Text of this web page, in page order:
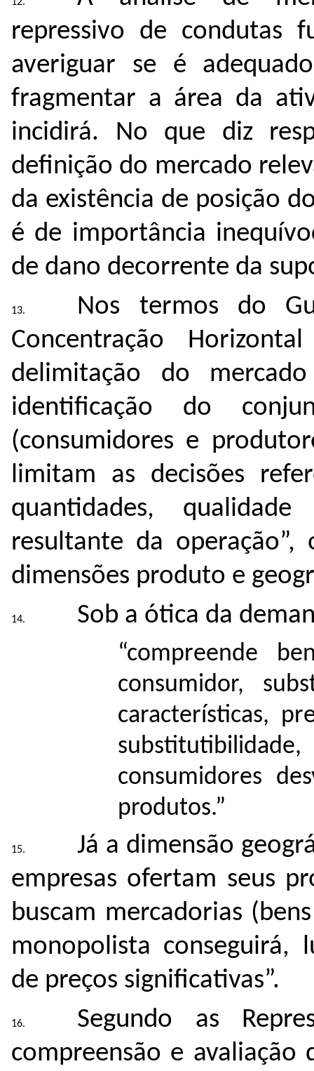
repressivo de condutas
averiguar se é
fragmentar a área da
incidirá. No que diz
definição do mercado
da existência de posição
é de importância
de dano decorrente da
Nos termos do
Concentração
delimitação do
identificação do
(consumidores e
limitam as decisões
quantidades,
resultante da operação”,
dimensões produto e
Sob a ótica da
“compreende
consumidor,
características,
consumidores
produtos.”
Já a dimensão
empresas ofertam seus
buscam mercadorias
monopolista conseguirá,
de preços significativas”.
Segundo as
compreensão e avaliação